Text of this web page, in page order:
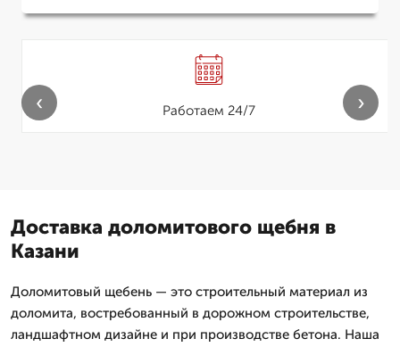
Работаем 24/7
‹ ›
Доставка доломитового щебня в
Казани
Доломитовый щебень — это строительный материал из
доломита, востребованный в дорожном строительстве,
ландшафтном дизайне и при производстве бетона. Наша